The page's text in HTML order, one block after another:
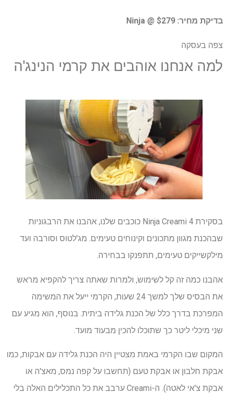
בדיקת מחיר: $279 @ Ninja
צפה בעסקה
למה אנחנו אוהבים את קרמי הנינג'ה
בסקירת Ninja Creami 4 כוכבים שלנו, אהבנו את הרבגוניות
שבהכנת מגוון מתכונים וקינוחים טעימים. מג'לטוס וסורבה ועד
מילקשייקים טעימים, תתפנקו בבחירה.
אהבנו כמה זה קל לשימוש, ולמרות שאתה צריך להקפיא מראש
את הבסיס שלך למשך 24 שעות, הקרמי ייעל את המשימה
המפרכת בדרך כלל של הכנת גלידה ביתית. בנוסף, הוא מגיע עם
שני מיכלי ליטר כך שתוכלו להכין מבעוד מועד.
המקום שבו הקרמי באמת מצטיין היה הכנת גלידה עם אבקות, כמו
אבקת חלבון או אבקת טעם (תחשבו על קפה נמס, מאצ'ה או
אבקת צ'אי לאטה). ה-Creami ערבב את כל התכלילים האלה בלי